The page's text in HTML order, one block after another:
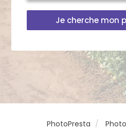
Je cherche mon
PhotoPresta